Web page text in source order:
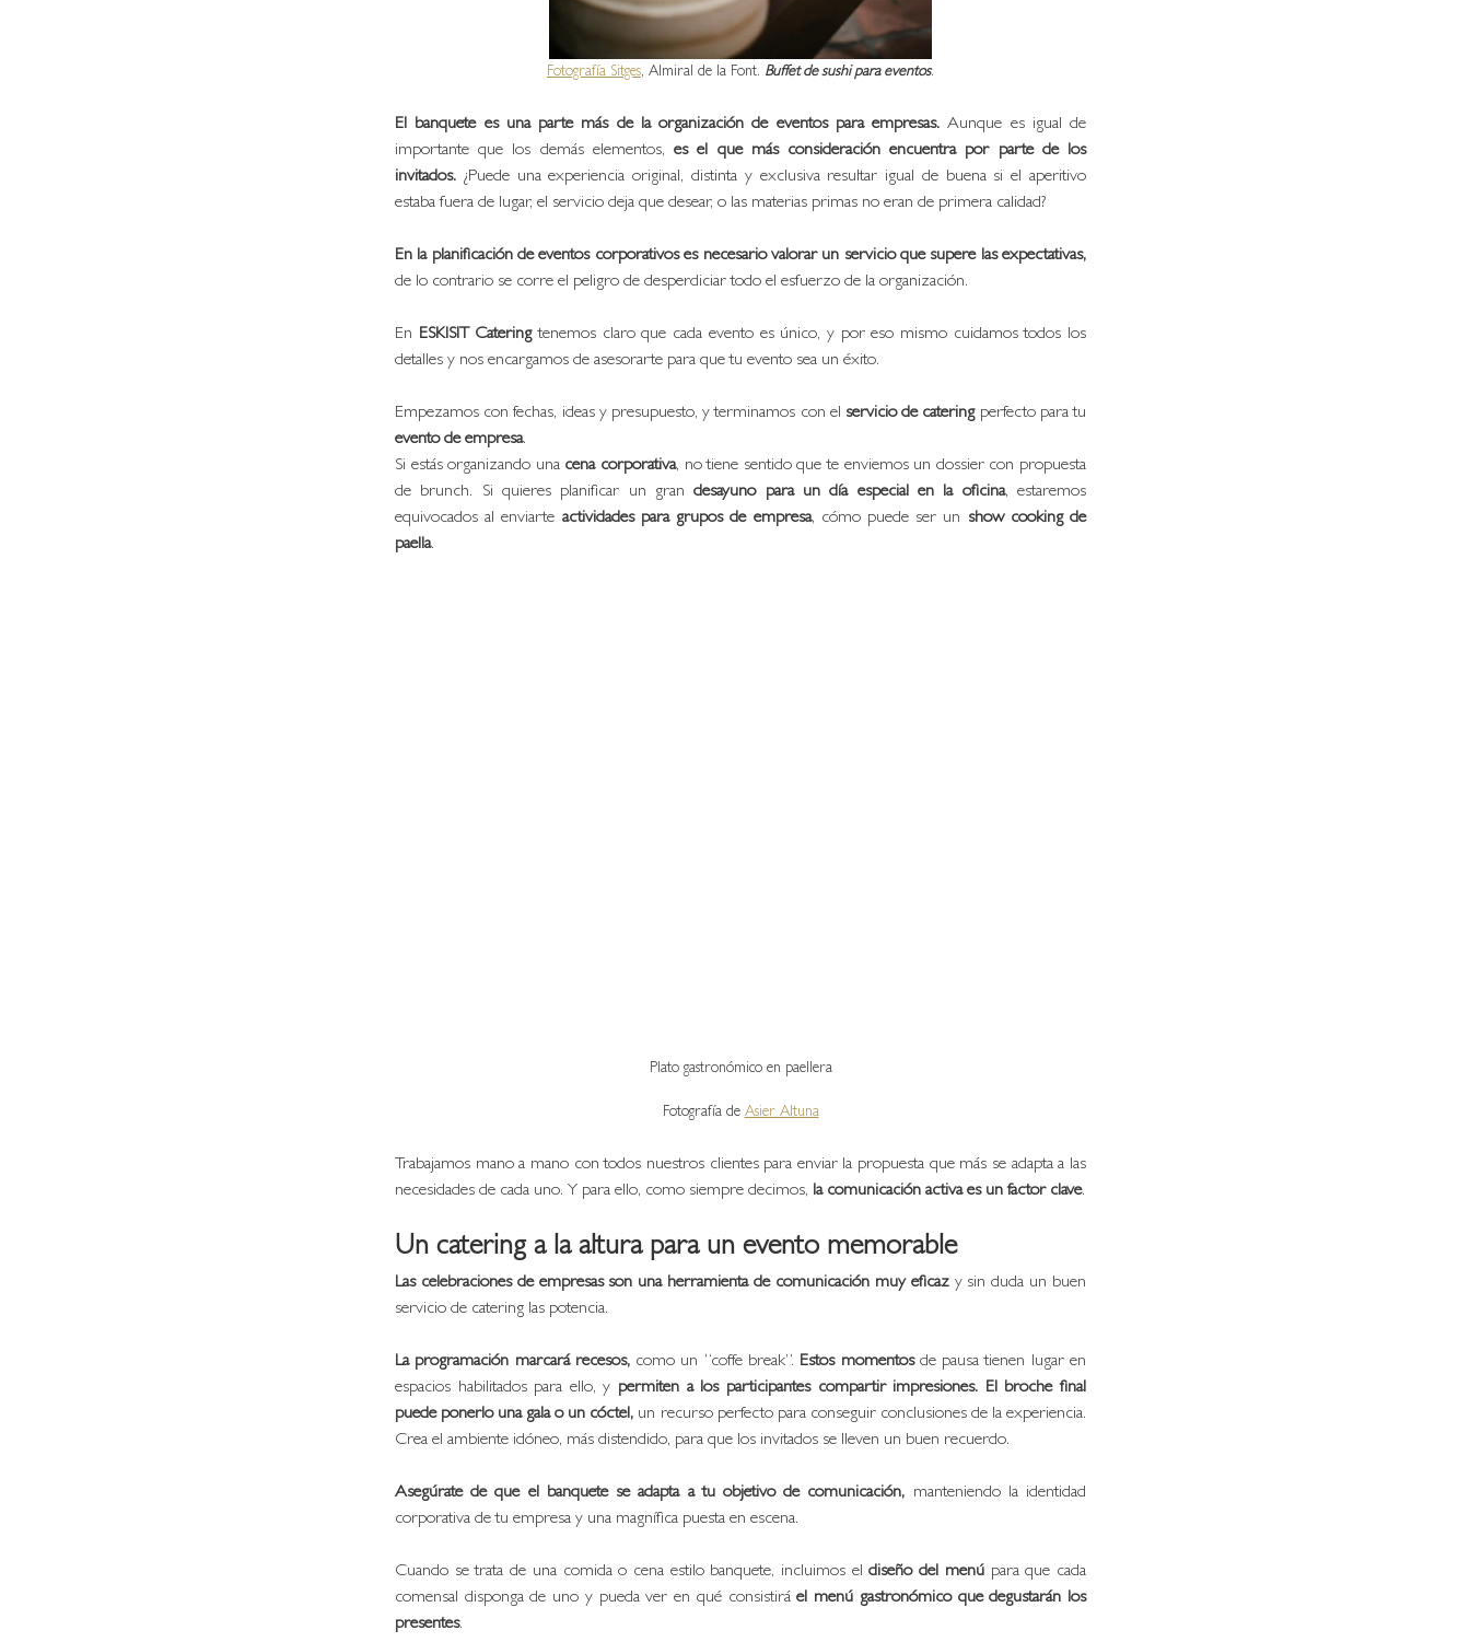
Fotografía Sitges, Almiral de la Font. Buffet de sushi para eventos.
El banquete es una parte más de la organización de eventos para empresas. Aunque es igual de
importante que los demás elementos, es el que más consideración encuentra por parte de los
invitados. ¿Puede una experiencia original, distinta y exclusiva resultar igual de buena si el aperitivo
estaba fuera de lugar, el servicio deja que desear, o las materias primas no eran de primera calidad?
En la planificación de eventos corporativos es necesario valorar un servicio que supere las expectativas,
de lo contrario se corre el peligro de desperdiciar todo el esfuerzo de la organización.
En ESKISIT Catering tenemos claro que cada evento es único, y por eso mismo cuidamos todos los
detalles y nos encargamos de asesorarte para que tu evento sea un éxito.
Empezamos con fechas, ideas y presupuesto, y terminamos con el servicio de catering
evento de empresa.
Si estás organizando una cena corporativa, no tiene sentido que te enviemos un dossier con propuesta
de brunch. Si quieres planificar un gran desayuno para un día especial en la oficina, estaremos
equivocados al enviarte actividades para grupos de empresa, cómo puede ser un show cooking de
paella.
Plato gastronómico en paellera
Fotografía de Asier Altuna
Trabajamos mano a mano con todos nuestros clientes para enviar la propuesta que más se adapta a las
necesidades de cada uno. Y para ello, como siempre decimos, la comunicación activa es un factor clave
Un catering a la altura para un evento memorable
Las celebraciones de empresas son una herramienta de comunicación muy eficaz y sin duda un buen
servicio de catering las potencia.
La programación marcará recesos, como un “coffe break”. Estos momentos de pausa tienen lugar en
espacios habilitados para ello, y permiten a los participantes compartir impresiones. El broche final
puede ponerlo una gala o un cóctel, un recurso perfecto para conseguir conclusiones de la experiencia.
Crea el ambiente idóneo, más distendido, para que los invitados se lleven un buen recuerdo.
Asegúrate de que el banquete se adapta a tu objetivo de comunicación, manteniendo la identidad
corporativa de tu empresa y una magnífica puesta en escena.
Cuando se trata de una comida o cena estilo banquete, incluimos el diseño del menú para que cada
comensal disponga de uno y pueda ver en qué consistirá el menú gastronómico que degustarán los
presentes.